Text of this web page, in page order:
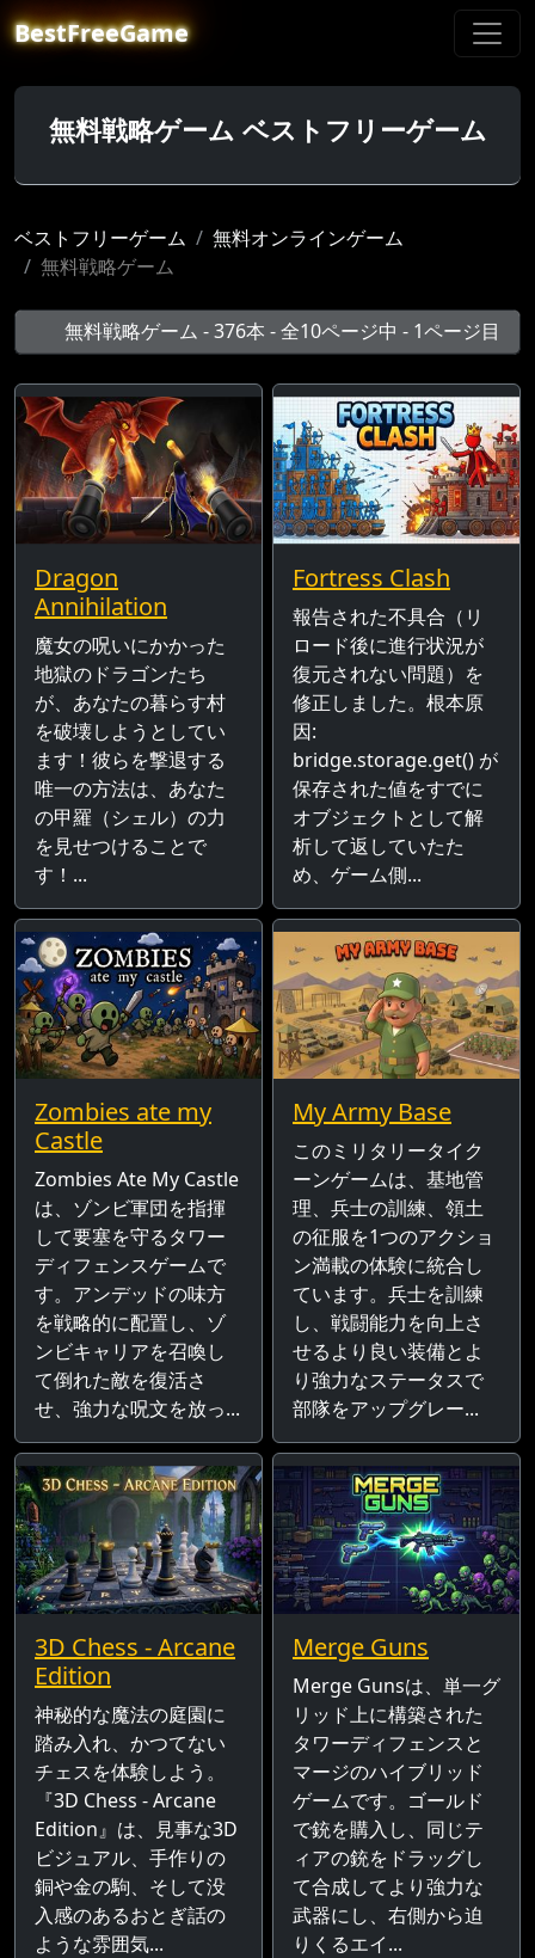
BestFreeGame
無料戦略ゲーム ベストフリーゲーム
ベストフリーゲーム
無料オンラインゲーム
無料戦略ゲーム
無料戦略ゲーム - 376本 - 全10ページ中 - 1ページ目
Dragon
Annihilation
魔女の呪いにかかった
地獄のドラゴンたち
が、あなたの暮らす村
を破壊しようとしてい
ます！彼らを撃退する
唯一の方法は、あなた
の甲羅（シェル）の力
を見せつけることで
す！...
Fortress Clash
報告された不具合（リ
ロード後に進行状況が
復元されない問題）を
修正しました。根本原
因:
bridge.storage.get() が
保存された値をすでに
オブジェクトとして解
析して返していたた
め、ゲーム側...
Zombies ate my
Castle
Zombies Ate My Castle
は、ゾンビ軍団を指揮
して要塞を守るタワー
ディフェンスゲームで
す。アンデッドの味方
を戦略的に配置し、ゾ
ンビキャリアを召喚し
て倒れた敵を復活さ
せ、強力な呪文を放っ...
My Army Base
このミリタリータイク
ーンゲームは、基地管
理、兵士の訓練、領土
の征服を1つのアクショ
ン満載の体験に統合し
ています。兵士を訓練
し、戦闘能力を向上さ
せるより良い装備とよ
り強力なステータスで
部隊をアップグレー...
3D Chess - Arcane
Edition
神秘的な魔法の庭園に
踏み入れ、かつてない
チェスを体験しよう。
『3D Chess - Arcane
Edition』は、見事な3D
ビジュアル、手作りの
銅や金の駒、そして没
入感のあるおとぎ話の
ような雰囲気...
Merge Guns
Merge Gunsは、単一グ
リッド上に構築された
タワーディフェンスと
マージのハイブリッド
ゲームです。ゴールド
で銃を購入し、同じテ
ィアの銃をドラッグし
て合成してより強力な
武器にし、右側から迫
りくるエイ...